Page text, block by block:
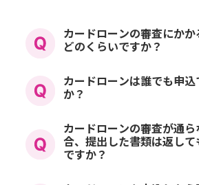
カードローンの審査にかか
どのくらいですか？
必要書類のアッ
にかかる時間は
す。
カードローンは誰でも申込
か？
カードローンに
ただけるのは、
カードローンの審査が通ら
合、提出した書類は返して
ですか？